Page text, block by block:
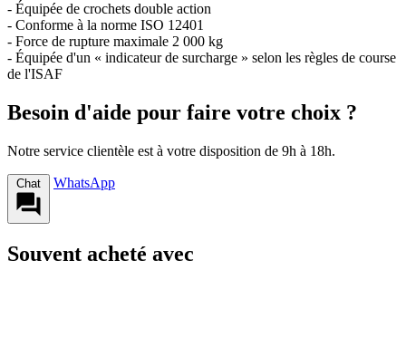
- Équipée de crochets double action
- Conforme à la norme ISO 12401
- Force de rupture maximale 2 000 kg
- Équipée d'un « indicateur de surcharge » selon les règles de course
de l'ISAF
Besoin d'aide pour faire votre choix ?
Notre service clientèle est à votre disposition de 9h à 18h.
Chat WhatsApp
Souvent acheté avec